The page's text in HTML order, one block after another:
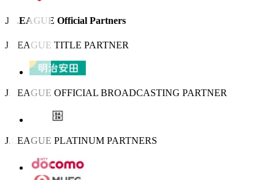
J.LEAGUE Official Partners
J.LEAGUE TITLE PARTNER
J.LEAGUE OFFICIAL BROADCASTING PARTNER
J.LEAGUE PLATINUM PARTNERS